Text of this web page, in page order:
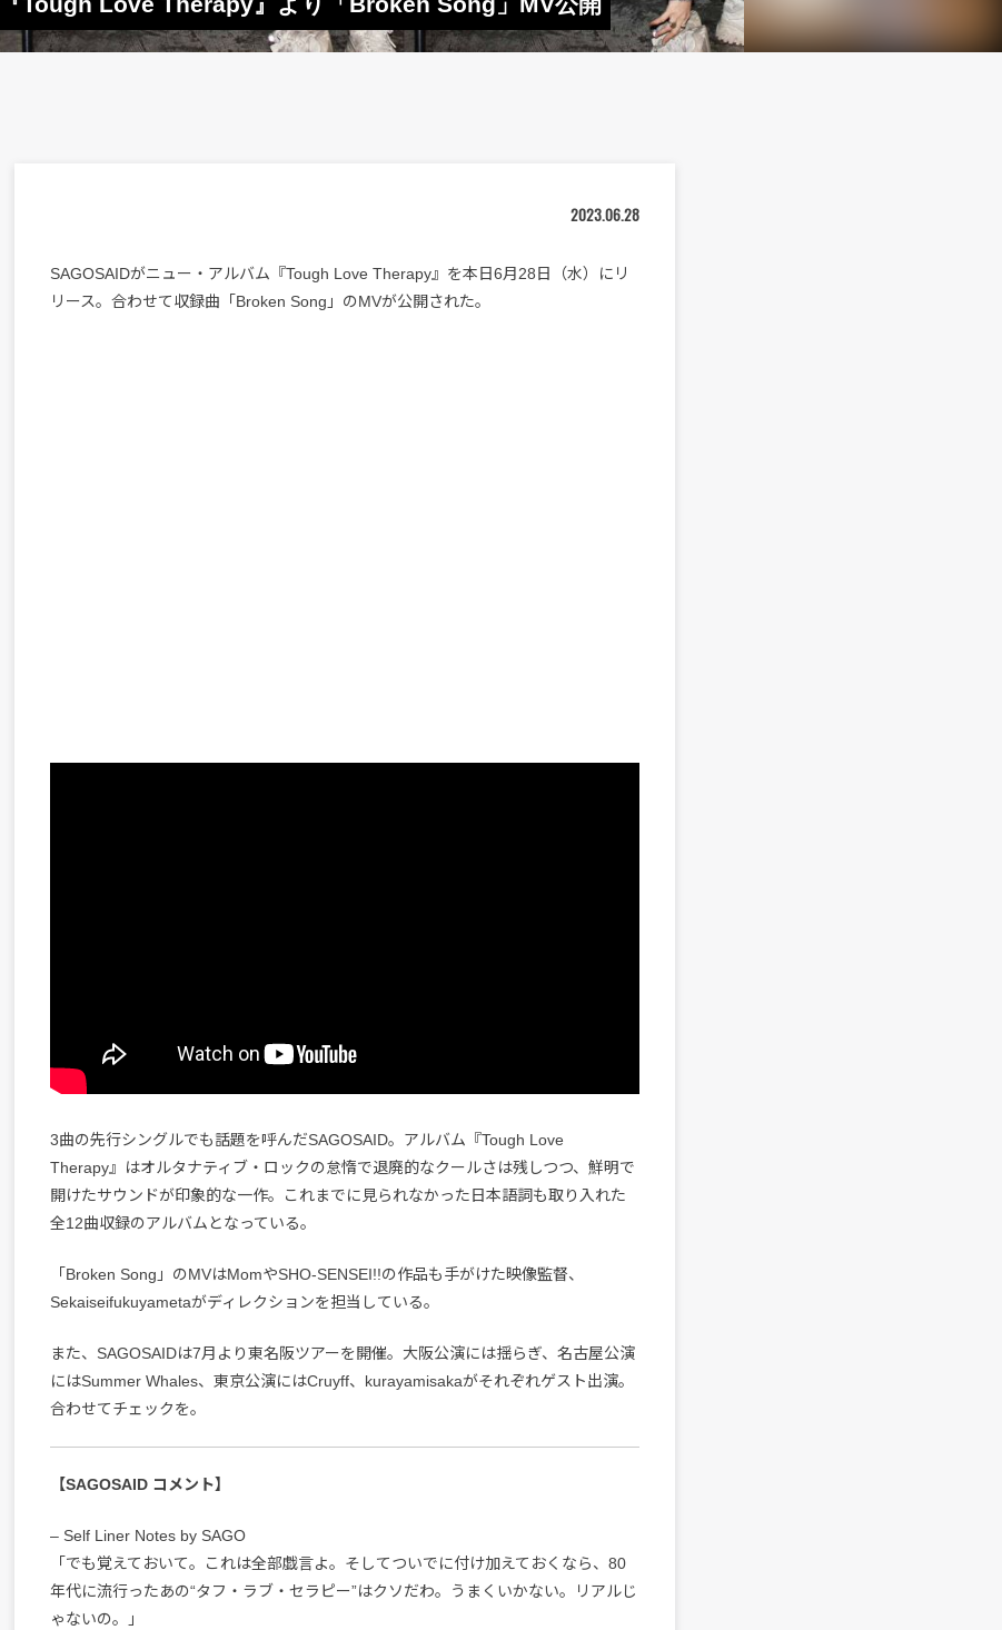
2023.06.28
SAGOSAIDがニュー・アルバム『Tough Love Therapy』を本日6月28日（水）にリ
リース。合わせて収録曲「Broken Song」のMVが公開された。
3曲の先行シングルでも話題を呼んだSAGOSAID。アルバム『Tough Love
Therapy』はオルタナティブ・ロックの怠惰で退廃的なクールさは残しつつ、鮮明で
開けたサウンドが印象的な一作。これまでに見られなかった日本語詞も取り入れた
全12曲収録のアルバムとなっている。
「Broken Song」のMVはMomやSHO-SENSEI!!の作品も手がけた映像監督、
Sekaiseifukuyametaがディレクションを担当している。
また、SAGOSAIDは7月より東名阪ツアーを開催。大阪公演には揺らぎ、名古屋公演
にはSummer Whales、東京公演にはCruyff、kurayamisakaがそれぞれゲスト出演。
合わせてチェックを。
【SAGOSAID コメント】
– Self Liner Notes by SAGO
「でも覚えておいて。これは全部戯言よ。そしてついでに付け加えておくなら、80
年代に流行ったあの“タフ・ラブ・セラピー”はクソだわ。うまくいかない。リアルじ
ゃないの。」